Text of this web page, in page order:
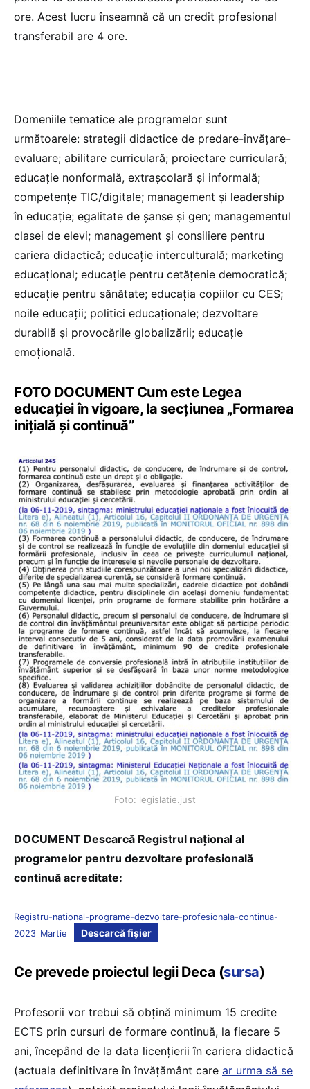
ore. Acest lucru înseamnă că un credit profesional
transferabil are 4 ore.
Domeniile tematice ale programelor sunt
următoarele: strategii didactice de predare-învăţare-
evaluare; abilitare curriculară; proiectare curriculară;
educaţie nonformală, extraşcolară şi informală;
competenţe TIC/digitale; management şi leadership
în educaţie; egalitate de şanse şi gen; managementul
clasei de elevi; management şi consiliere pentru
cariera didactică; educaţie interculturală; marketing
educaţional; educaţie pentru cetăţenie democratică;
educaţie pentru sănătate; educaţia copiilor cu CES;
noile educații; politici educaționale; dezvoltare
durabilă şi provocările globalizării; educație
emoțională.
FOTO DOCUMENT Cum este Legea
educației în vigoare, la secțiunea „Formarea
inițială și continuă”
Foto: legislatie.just
DOCUMENT Descarcă Registrul naţional al
programelor pentru dezvoltare profesională
continuă acreditate:
Registru-national-programe-dezvoltare-profesionala-continua-
2023_Martie
Descarcă fișier
Ce prevede proiectul legii Deca (sursa)
Profesorii vor trebui să obțină minimum 15 credite
ECTS prin cursuri de formare continuă, la fiecare 5
ani, începând de la data licențierii în cariera didactică
(actuala definitivare în învățământ care ar urma să se